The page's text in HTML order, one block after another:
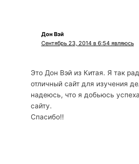
Дон Вэй
Сентябрь 23, 2014 в 6:54 являюсь
Это Дон Вэй из Китая. Я так
отличный сайт для изучения
надеюсь, что я добьюсь
сайту.
Спасибо!!